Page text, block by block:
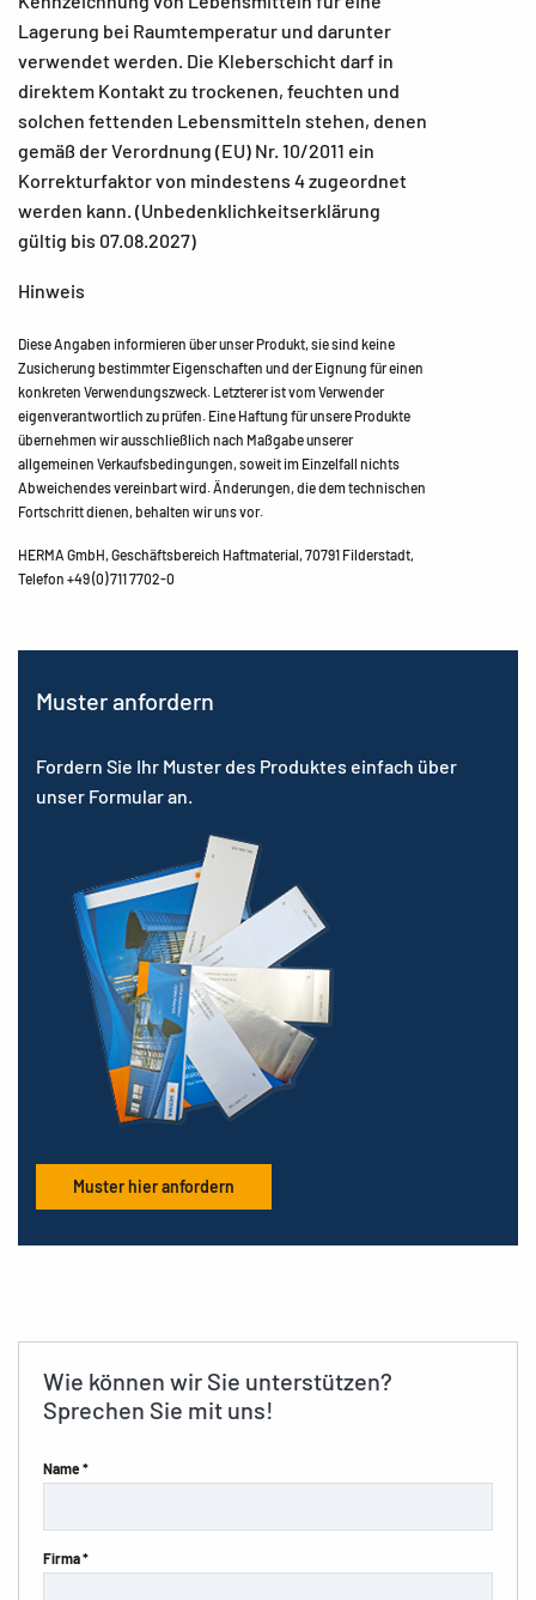
Lagerung bei Raumtemperatur und darunter
verwendet werden. Die Kleberschicht darf in
direktem Kontakt zu trockenen, feuchten und
solchen fettenden Lebensmitteln stehen, denen
gemäß der Verordnung (EU) Nr. 10/2011 ein
Korrekturfaktor von mindestens 4 zugeordnet
werden kann. (Unbedenklichkeitserklärung
gültig bis 07.08.2027)
Hinweis
Diese Angaben informieren über unser Produkt, sie sind keine
Zusicherung bestimmter Eigenschaften und der Eignung für einen
konkreten Verwendungszweck. Letzterer ist vom Verwender
eigenverantwortlich zu prüfen. Eine Haftung für unsere Produkte
übernehmen wir ausschließlich nach Maßgabe unserer
allgemeinen Verkaufsbedingungen, soweit im Einzelfall nichts
Abweichendes vereinbart wird. Änderungen, die dem technischen
Fortschritt dienen, behalten wir uns vor.
HERMA GmbH, Geschäftsbereich Haftmaterial, 70791 Filderstadt,
Telefon +49 (0) 711 7702-0
Muster anfordern
Fordern Sie Ihr Muster des Produktes einfach über
unser Formular an.
Muster hier anfordern
Wie können wir Sie unterstützen?
Sprechen Sie mit uns!
Name *
Firma *